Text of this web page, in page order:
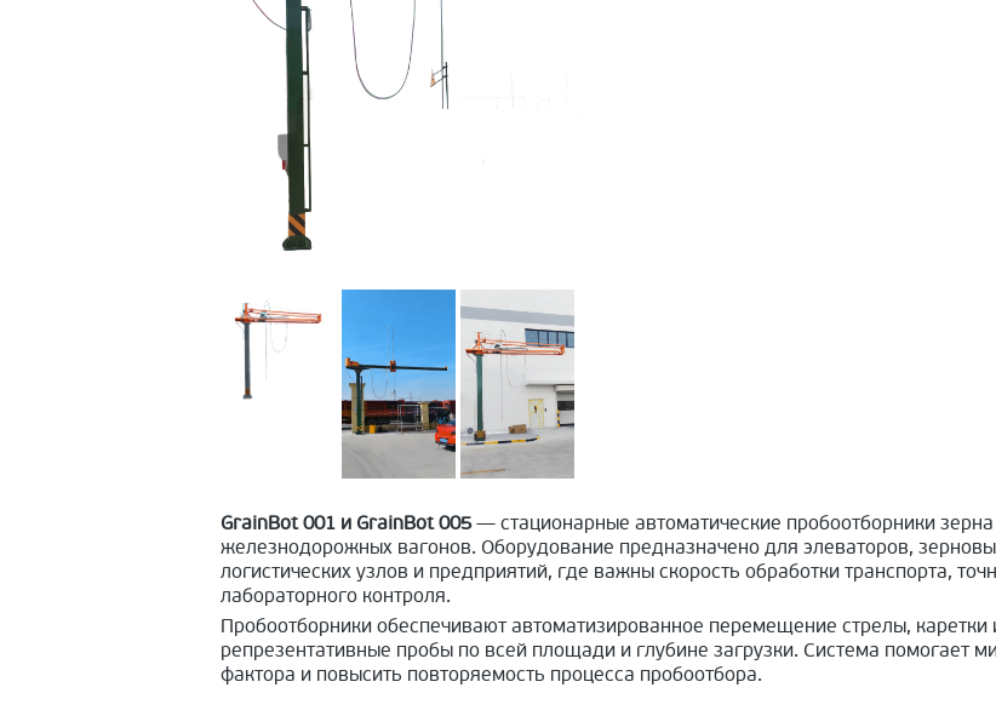
GrainBot 001 и GrainBot 005— стационарные автоматические пробоотборники
железнодорожных вагонов. Оборудование предназначено для элеваторов,
логистических узлов и предприятий, где важны скорость обработки транспорта,
лабораторного контроля.
Пробоотборники обеспечивают автоматизированное перемещение стрелы, каретки
репрезентативные пробы по всей площади и глубине загрузки. Система помогает
фактора и повысить повторяемость процесса пробоотбора.